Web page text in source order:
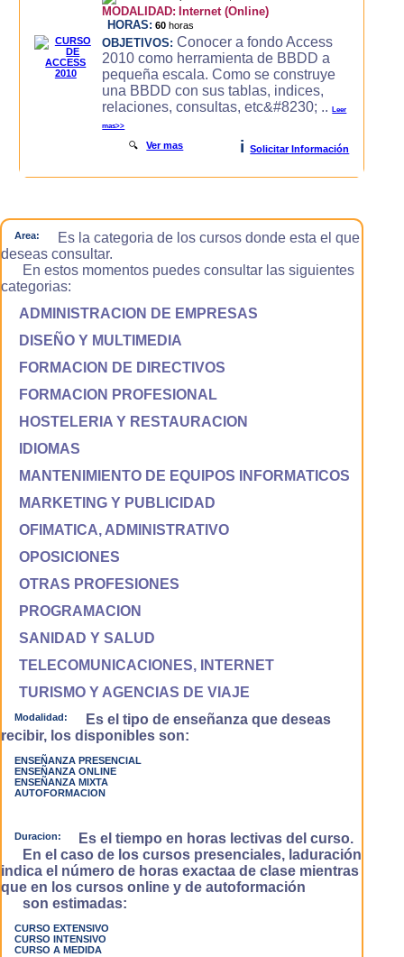
MODALIDAD: Internet (Online)
HORAS: 60 horas
OBJETIVOS: Conocer a fondo Access
2010 como herramienta de BBDD a
pequeña escala. Como se construye
una BBDD con sus tablas, indices,
relaciones, consultas, etc&#8230; ..Leer
mas>>
🔍Ver mas i Solicitar Información
Area:
Es la categoria de los cursos donde esta el que
deseas consultar.
En estos momentos puedes consultar las siguientes
categorias:
ADMINISTRACION DE EMPRESAS
DISEÑO Y MULTIMEDIA
FORMACION DE DIRECTIVOS
FORMACION PROFESIONAL
HOSTELERIA Y RESTAURACION
IDIOMAS
MANTENIMIENTO DE EQUIPOS INFORMATICOS
MARKETING Y PUBLICIDAD
OFIMATICA, ADMINISTRATIVO
OPOSICIONES
OTRAS PROFESIONES
PROGRAMACION
SANIDAD Y SALUD
TELECOMUNICACIONES, INTERNET
TURISMO Y AGENCIAS DE VIAJE
Modalidad:
Es el tipo de enseñanza que deseas
recibir, los disponibles son:
ENSEÑANZA PRESENCIAL
ENSEÑANZA ONLINE
ENSEÑANZA MIXTA
AUTOFORMACION
Duracion:
Es el tiempo en horas lectivas del curso.
En el caso de los cursos presenciales, laduración
indica el número de horas exactaa de clase mientras
que en los cursos online y de autoformación
son estimadas:
CURSO EXTENSIVO
CURSO INTENSIVO
CURSO A MEDIDA